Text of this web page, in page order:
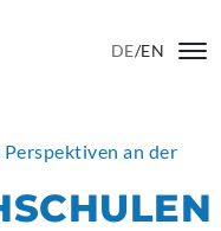
DE/EN
an der